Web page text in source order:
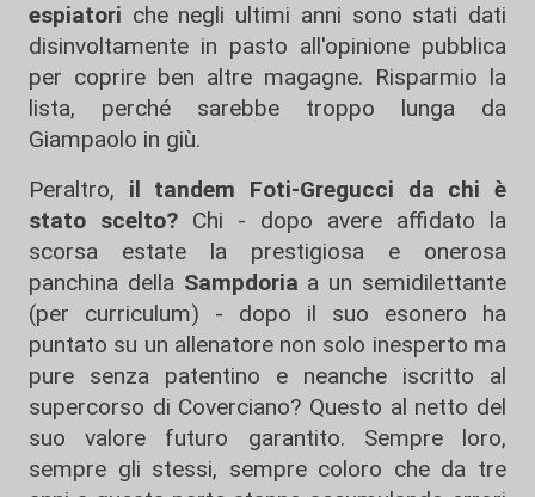
espiatori che negli ultimi anni sono stati dati
disinvoltamente in pasto all'opinione pubblica
per coprire ben altre magagne. Risparmio la
lista, perché sarebbe troppo lunga da
Giampaolo in giù.
Peraltro, il tandem Foti-Gregucci da chi è
stato scelto? Chi - dopo avere affidato la
scorsa estate la prestigiosa e onerosa
panchina della Sampdoria a un semidilettante
(per curriculum) - dopo il suo esonero ha
puntato su un allenatore non solo inesperto ma
pure senza patentino e neanche iscritto al
supercorso di Coverciano? Questo al netto del
suo valore futuro garantito. Sempre loro,
sempre gli stessi, sempre coloro che da tre